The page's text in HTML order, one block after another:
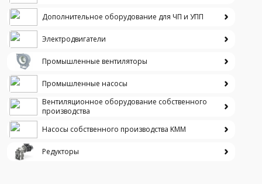
Дополнительное оборудование для ЧП и УПП
Электродвигатели
Промышленные вентиляторы
Промышленные насосы
Вентиляционное оборудование собственного
производства
Насосы собственного производства KMM
Редукторы